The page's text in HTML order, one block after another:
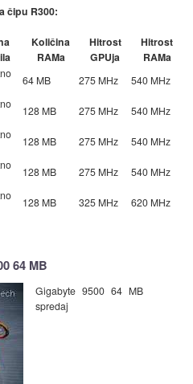
čipu R300:
Količina
RAMa
Hitrost
GPUja
Hitrost
RAMa
64 MB 275 MHz 540 MHz
128 MB 275 MHz
540 MHz
128 MB 275 MHz 540 MHz
128 MB 275 MHz
540 MHz
128 MB 325 MHz 620 MHz
64 MB
Gigabyte 9500 64 MB
spredaj